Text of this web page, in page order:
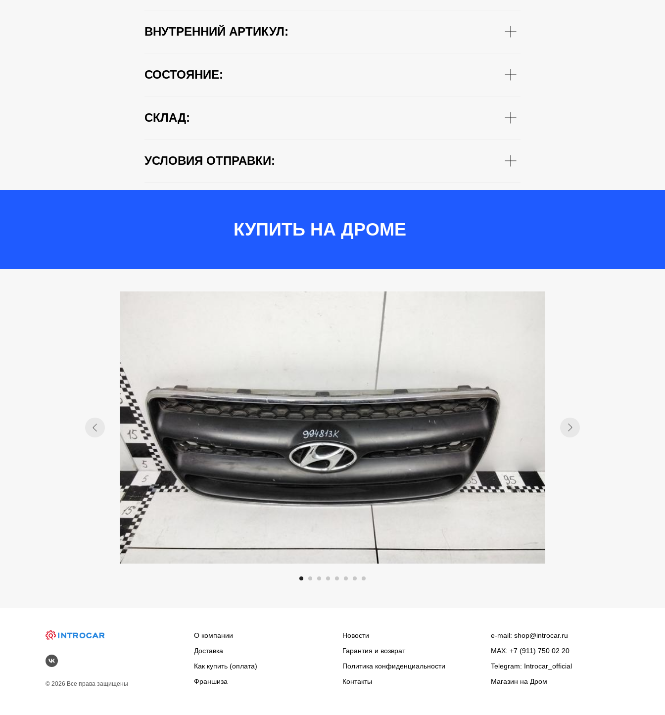
ВНУТРЕННИЙ АРТИКУЛ:
СОСТОЯНИЕ:
СКЛАД:
УСЛОВИЯ ОТПРАВКИ:
КУПИТЬ НА ДРОМЕ
© 2026 Все права защищены
О компании
Доставка
Как купить (оплата)
Франшиза
Новости
Гарантия и возврат
Политика конфиденциальности
Контакты
e-mail: shop@introcar.ru
MAX: +7 (911) 750 02 20
Telegram: Introcar_official
Магазин на Дром